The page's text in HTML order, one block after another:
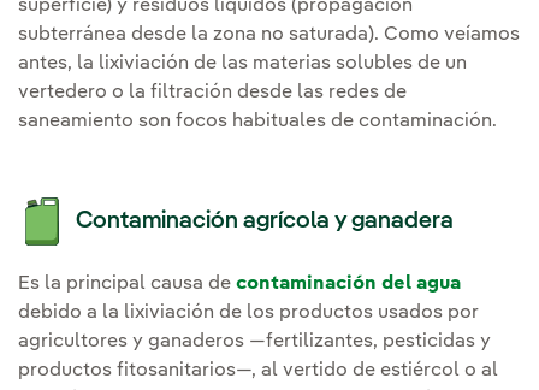
superficie) y residuos líquidos (propagación
subterránea desde la zona no saturada). Como veíamos
antes, la lixiviación de las materias solubles de un
vertedero o la filtración desde las redes de
saneamiento son focos habituales de contaminación.
Contaminación agrícola y ganadera
Es la principal causa de contaminación del agua
debido a la lixiviación de los productos usados por
agricultores y ganaderos —fertilizantes, pesticidas y
productos fitosanitarios—, al vertido de estiércol o al